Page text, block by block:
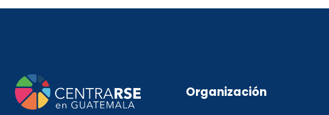
Organización